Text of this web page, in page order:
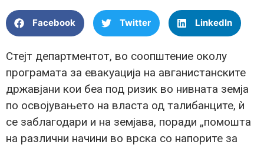
Facebook Twitter LinkedIn
Стејт департментот, во соопштение околу
програмата за евакуација на авганистанските
државјани кои беа под ризик во нивната земја
по освојувањето на власта од талибанците, ѝ
се заблагодари и на земјава, поради „помошта
на различни начини во врска со напорите за